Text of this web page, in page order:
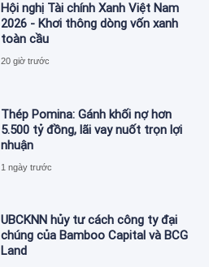
Hội nghị Tài chính Xanh Việt Nam
2026 - Khơi thông dòng vốn xanh
toàn cầu
20 giờ trước
Thép Pomina: Gánh khối nợ hơn
5.500 tỷ đồng, lãi vay nuốt trọn lợi
nhuận
1 ngày trước
UBCKNN hủy tư cách công ty đại
chúng của Bamboo Capital và BCG
Land